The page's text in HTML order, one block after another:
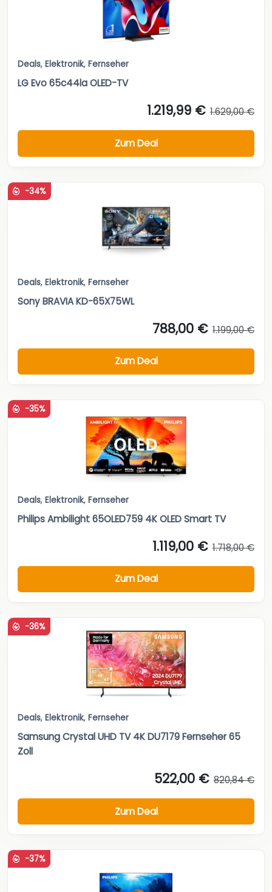
Deals, Elektronik, Fernseher
LG Evo 65c44la OLED-TV
1.219,99 € 1.629,00 €
Zum Deal
-34%
Deals, Elektronik, Fernseher
Sony BRAVIA KD-65X75WL
788,00 € 1.199,00 €
Zum Deal
-35%
Deals, Elektronik, Fernseher
Philips Ambilight 65OLED759 4K OLED Smart TV
1.119,00 € 1.718,00 €
Zum Deal
-36%
Deals, Elektronik, Fernseher
Samsung Crystal UHD TV 4K DU7179 Fernseher 65
Zoll
522,00 € 820,84 €
Zum Deal
-37%